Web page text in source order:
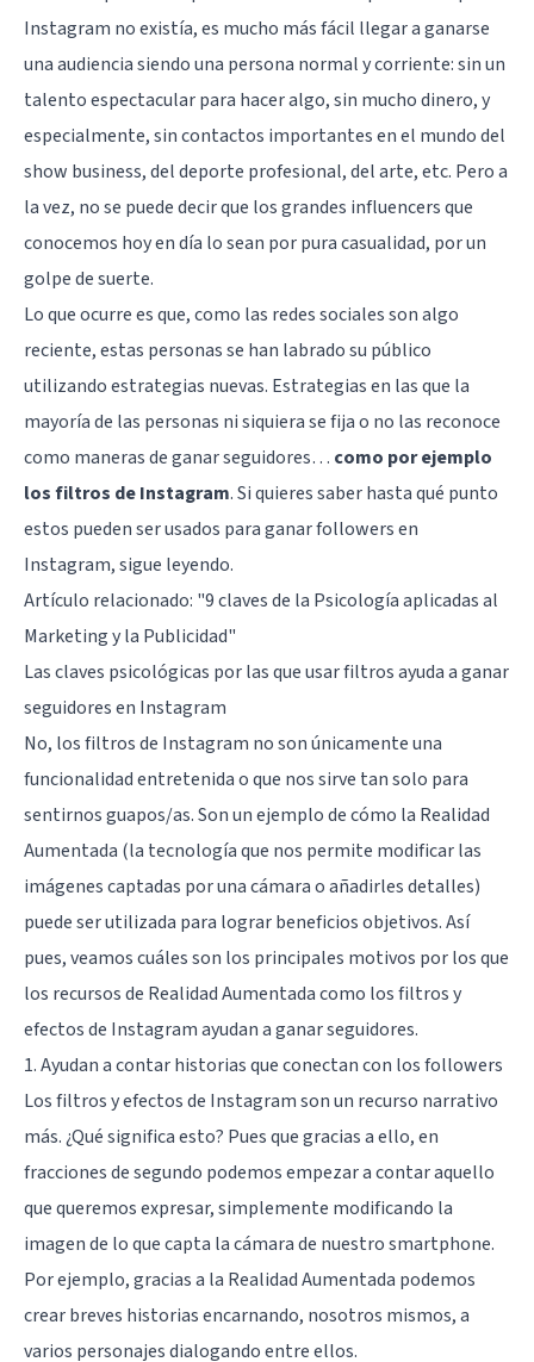
Instagram no existía, es mucho más fácil llegar a ganarse
una audiencia siendo una persona normal y corriente: sin un
talento espectacular para hacer algo, sin mucho dinero, y
especialmente, sin contactos importantes en el mundo del
show business, del deporte profesional, del arte, etc. Pero a
la vez, no se puede decir que los grandes influencers que
conocemos hoy en día lo sean por pura casualidad, por un
golpe de suerte.
Lo que ocurre es que, como las redes sociales son algo
reciente, estas personas se han labrado su público
utilizando estrategias nuevas. Estrategias en las que la
mayoría de las personas ni siquiera se fija o no las reconoce
como maneras de ganar seguidores… como por ejemplo
los filtros de Instagram. Si quieres saber hasta qué punto
estos pueden ser usados para ganar followers en
Instagram, sigue leyendo.
Artículo relacionado: "9 claves de la Psicología aplicadas al
Marketing y la Publicidad"
Las claves psicológicas por las que usar filtros ayuda a ganar
seguidores en Instagram
No, los filtros de Instagram no son únicamente una
funcionalidad entretenida o que nos sirve tan solo para
sentirnos guapos/as. Son un ejemplo de cómo la Realidad
Aumentada (la tecnología que nos permite modificar las
imágenes captadas por una cámara o añadirles detalles)
puede ser utilizada para lograr beneficios objetivos. Así
pues, veamos cuáles son los principales motivos por los que
los recursos de Realidad Aumentada como los filtros y
efectos de Instagram ayudan a ganar seguidores.
1. Ayudan a contar historias que conectan con los followers
Los filtros y efectos de Instagram son un recurso narrativo
más. ¿Qué significa esto? Pues que gracias a ello, en
fracciones de segundo podemos empezar a contar aquello
que queremos expresar, simplemente modificando la
imagen de lo que capta la cámara de nuestro smartphone.
Por ejemplo, gracias a la Realidad Aumentada podemos
crear breves historias encarnando, nosotros mismos, a
varios personajes dialogando entre ellos.